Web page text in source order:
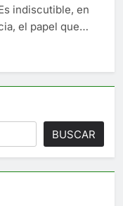
indiscutible, en
el papel que…
BUSCAR